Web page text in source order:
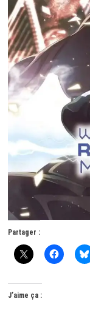
Partager :
J’aime ça :